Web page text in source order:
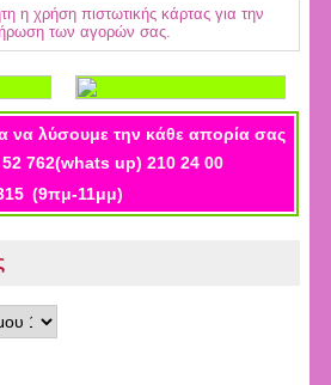
η χρήση πιστωτικής κάρτας για την
των αγορών σας.
να λύσουμε την κάθε απορία σας
762(whats up) 210 24 00
(9πμ-11μμ)